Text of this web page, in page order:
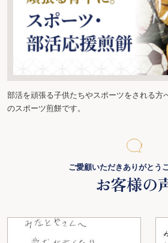
部活を頑張る子供たちやスポーツをされる方
のスポーツ煎餅です。
ご愛顧いただきありがとう
お客様の